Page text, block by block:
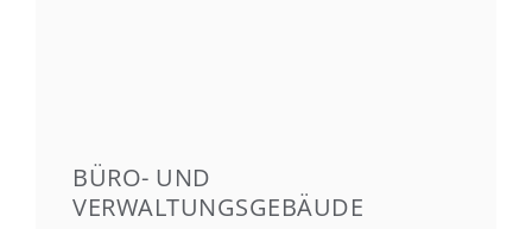
BÜRO- UND
VERWALTUNGSGEBÄUDE